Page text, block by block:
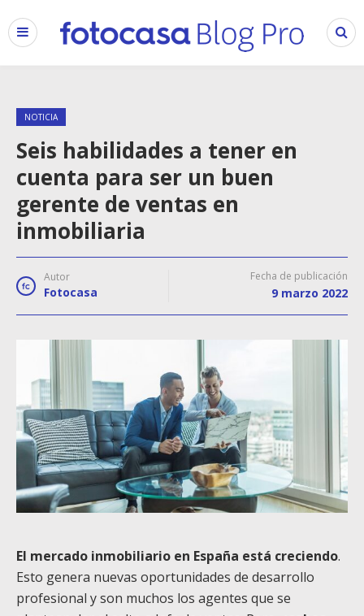
NOTICIA
Seis habilidades a tener en
cuenta para ser un buen
gerente de ventas en
inmobiliaria
Autor
Fotocasa
Fecha de publicación
9 marzo 2022
El mercado inmobiliario en España está creciendo.
Esto genera nuevas oportunidades de desarrollo
profesional y son muchos los agentes que se